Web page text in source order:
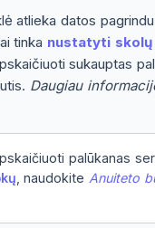
atlieka datos
tinka nustatyti skolų
sukauptas
Daugiau
palūkanas
, naudokite Anuiteto